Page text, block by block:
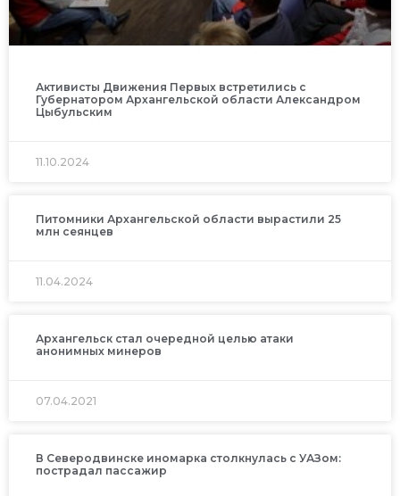
Активисты Движения Первых встретились с
Губернатором Архангельской области Александром
Цыбульским
11.10.2024
Питомники Архангельской области вырастили 25
млн сеянцев
11.04.2024
Архангельск стал очередной целью атаки
анонимных минеров
07.04.2021
В Северодвинске иномарка столкнулась с УАЗом:
пострадал пассажир